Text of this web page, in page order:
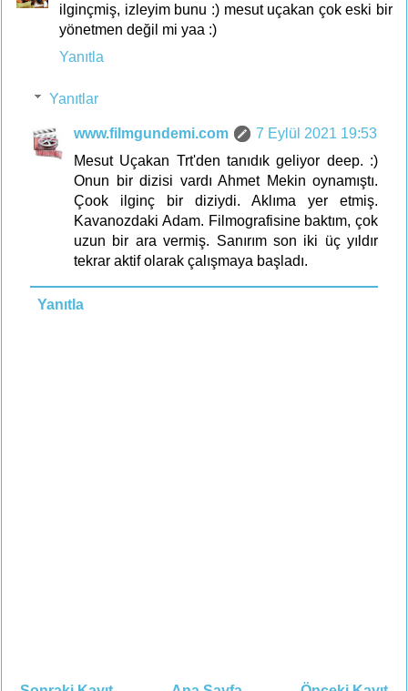
ilginçmiş, izleyim bunu :) mesut uçakan çok eski bir
yönetmen değil mi yaa :)
Yanıtla
Yanıtlar
www.filmgundemi.com
7 Eylül 2021 19:53
Mesut Uçakan Trt'den tanıdık geliyor deep. :)
Onun bir dizisi vardı Ahmet Mekin oynamıştı.
Çook ilginç bir diziydi. Aklıma yer etmiş.
Kavanozdaki Adam. Filmografisine baktım, çok
uzun bir ara vermiş. Sanırım son iki üç yıldır
tekrar aktif olarak çalışmaya başladı.
Yanıtla